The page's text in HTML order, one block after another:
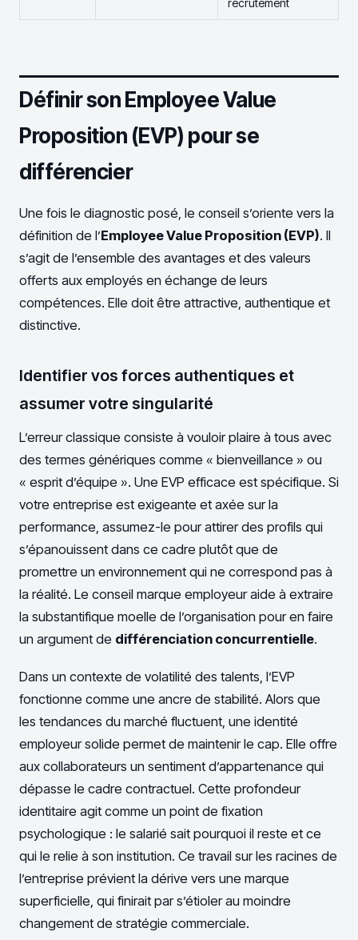
Définir son Employee Value
Proposition (EVP) pour se
différencier
Une fois le diagnostic posé, le conseil s’oriente vers la
définition de l’Employee Value Proposition (EVP). Il
s’agit de l’ensemble des avantages et des valeurs
offerts aux employés en échange de leurs
compétences. Elle doit être attractive, authentique et
distinctive.
Identifier vos forces authentiques et
assumer votre singularité
L’erreur classique consiste à vouloir plaire à tous avec
des termes génériques comme « bienveillance » ou
« esprit d’équipe ». Une EVP efficace est spécifique. Si
votre entreprise est exigeante et axée sur la
performance, assumez-le pour attirer des profils qui
s’épanouissent dans ce cadre plutôt que de
promettre un environnement qui ne correspond pas à
la réalité. Le conseil marque employeur aide à extraire
la substantifique moelle de l’organisation pour en faire
un argument de différenciation concurrentielle.
Dans un contexte de volatilité des talents, l’EVP
fonctionne comme une ancre de stabilité. Alors que
les tendances du marché fluctuent, une identité
employeur solide permet de maintenir le cap. Elle offre
aux collaborateurs un sentiment d’appartenance qui
dépasse le cadre contractuel. Cette profondeur
identitaire agit comme un point de fixation
psychologique : le salarié sait pourquoi il reste et ce
qui le relie à son institution. Ce travail sur les racines de
l’entreprise prévient la dérive vers une marque
superficielle, qui finirait par s’étioler au moindre
changement de stratégie commerciale.